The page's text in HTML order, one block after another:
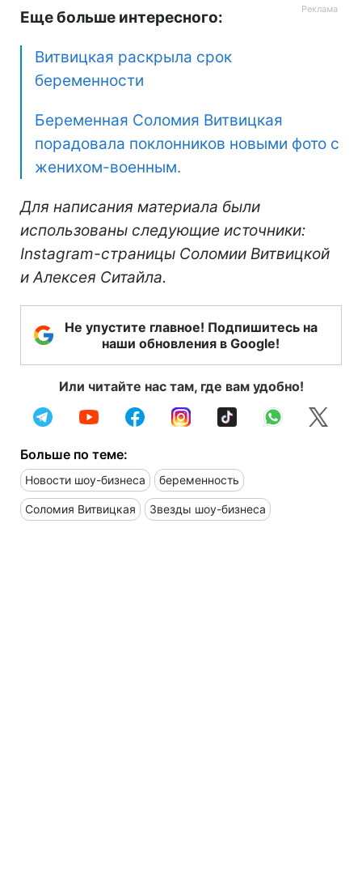
Еще больше интересного:
Витвицкая раскрыла срок
беременности
Беременная Соломия Витвицкая
порадовала поклонников новыми фото с
женихом-военным.
Для написания материала были
использованы следующие источники:
Instagram-страницы Соломии Витвицкой
и Алексея Ситайла.
Не упустите главное! Подпишитесь на
наши обновления в Google!
Или читайте нас там, где вам удобно!
Больше по теме:
Новости шоу-бизнеса беременность
Соломия Витвицкая Звезды шоу-бизнеса